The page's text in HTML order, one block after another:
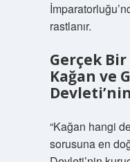
rastlanır.
Gerçek
Kağan ve
“Kağan hangi
sorusuna en